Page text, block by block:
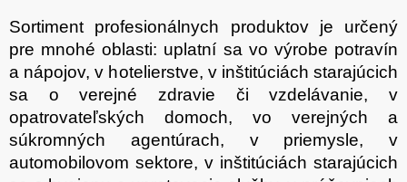
Sortiment profesionálnych produktov je určený
pre mnohé oblasti: uplatní sa vo výrobe potravín
a nápojov, v hotelierstve, v inštitúciách starajúcich
sa o verejné zdravie či vzdelávanie, v
opatrovateľských domoch, vo verejných a
súkromných agentúrach, v priemysle, v
automobilovom sektore, v inštitúciách starajúcich